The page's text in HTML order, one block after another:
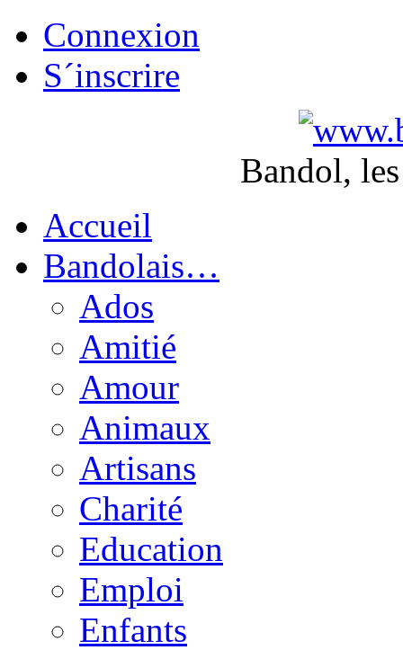
Connexion
S´inscrire
Bandol,
Accueil
Bandolais…
Ados
Amitié
Amour
Animaux
Artisans
Charité
Education
Emploi
Enfants